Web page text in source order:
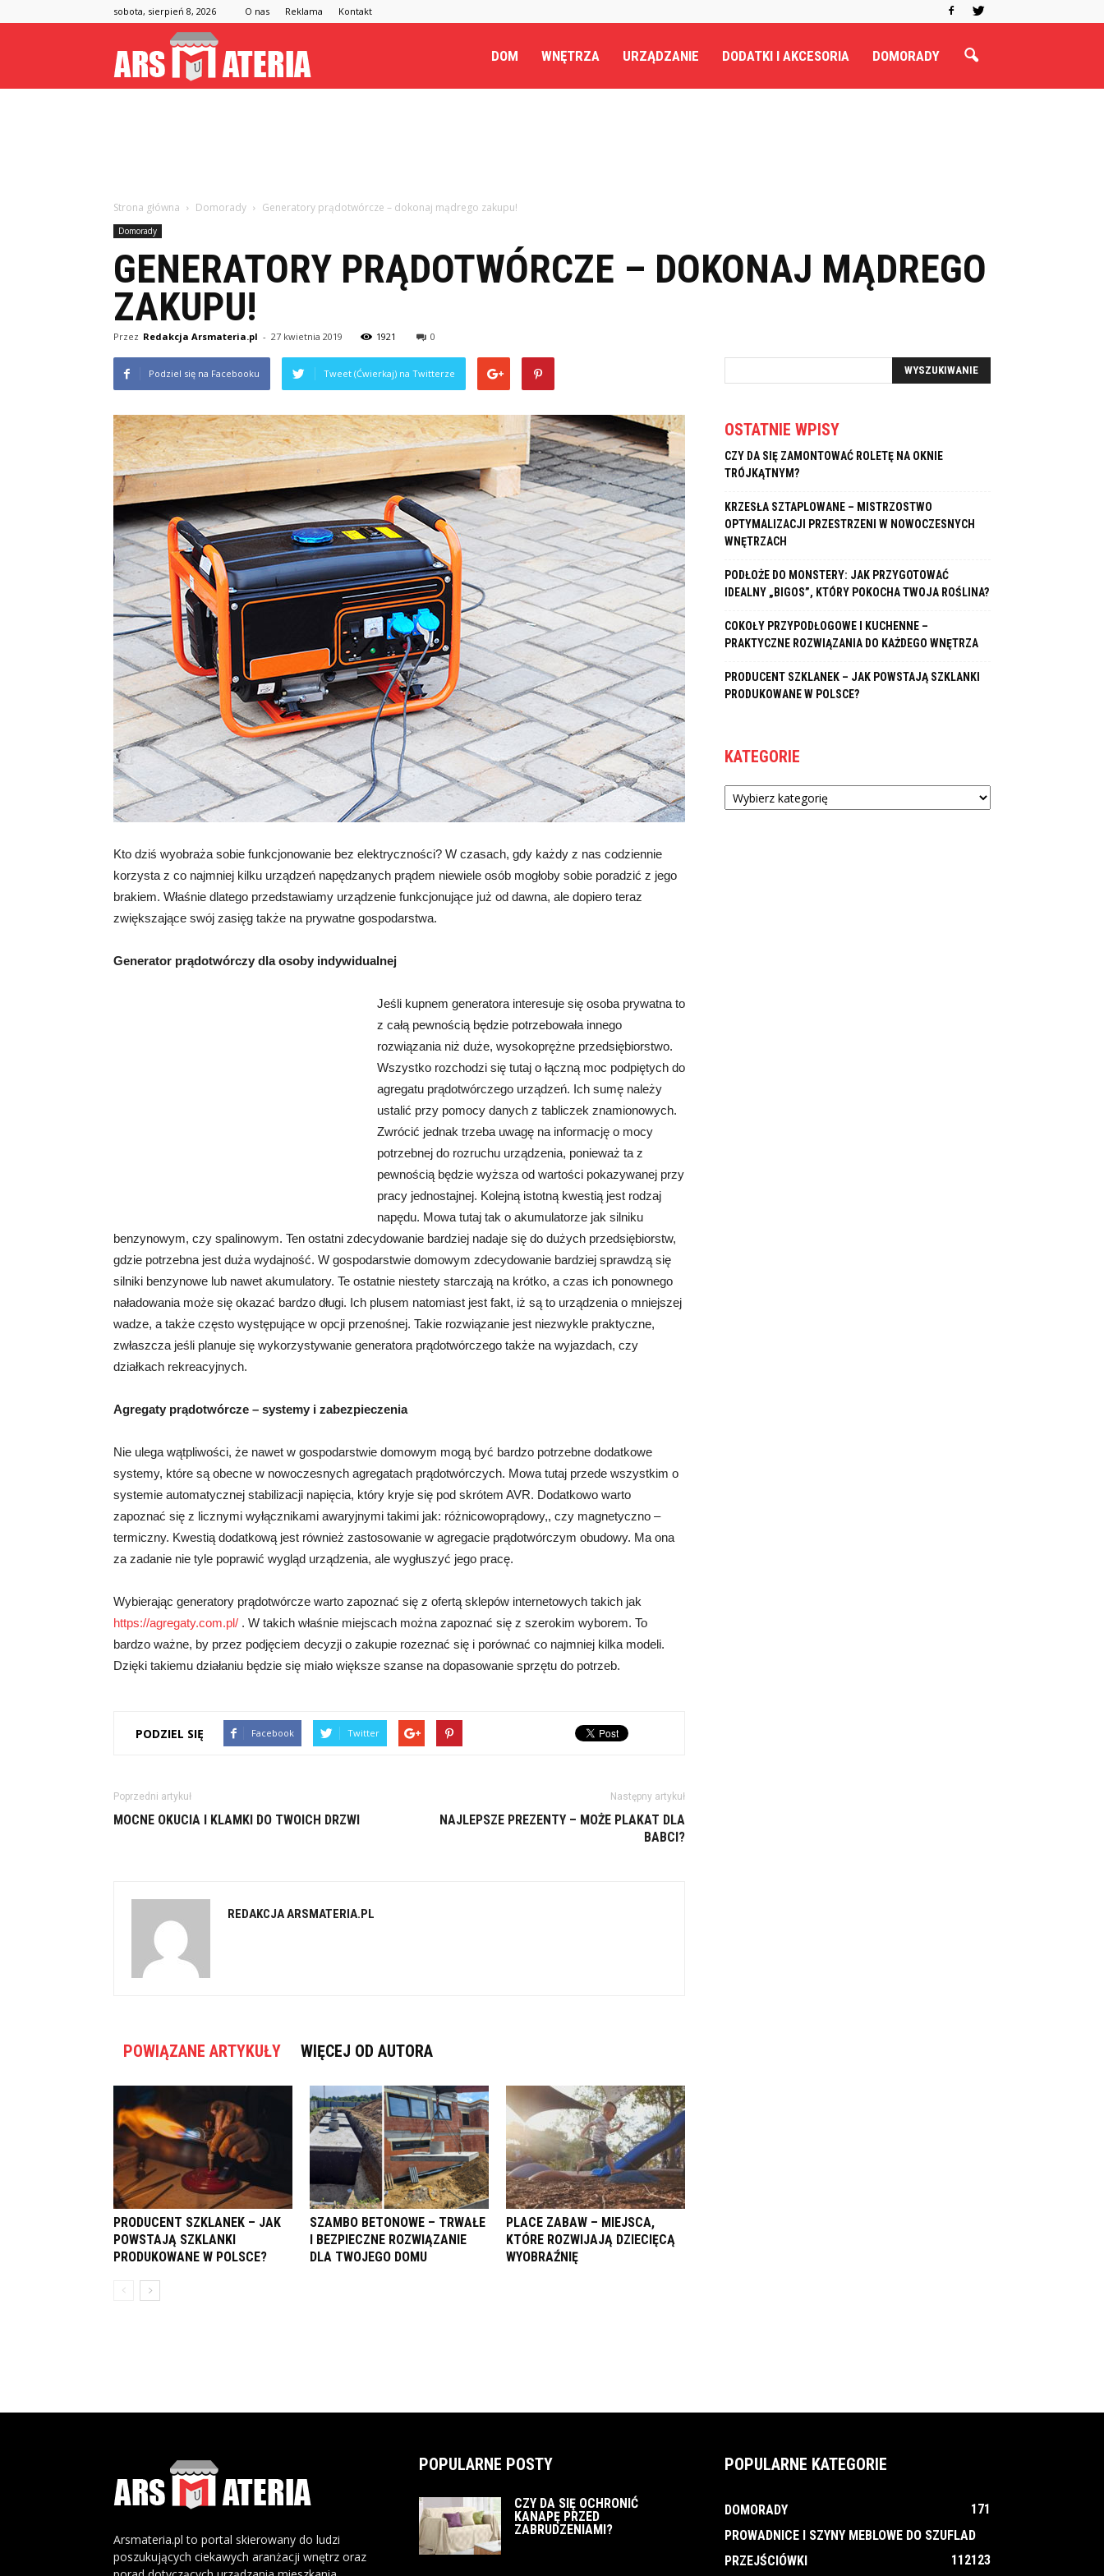
sobota, sierpień 8, 2026 O nas Reklama Kontakt
DOM WNĘTRZA URZĄDZANIE DODATKI I AKCESORIA DOMORADY
Strona główna Domorady Generatory prądotwórcze – dokonaj mądrego zakupu!
Domorady
GENERATORY PRĄDOTWÓRCZE – DOKONAJ MĄDREGO
ZAKUPU!
Przez Redakcja Arsmateria.pl - 27 kwietnia 2019 1921 0
Podziel się na Facebooku Tweet (Ćwierkaj) na Twitterze
Kto dziś wyobraża sobie funkcjonowanie bez elektryczności? W czasach, gdy każdy z nas codziennie
korzysta z co najmniej kilku urządzeń napędzanych prądem niewiele osób mogłoby sobie poradzić z jego
brakiem. Właśnie dlatego przedstawiamy urządzenie funkcjonujące już od dawna, ale dopiero teraz
zwiększające swój zasięg także na prywatne gospodarstwa.
Generator prądotwórczy dla osoby indywidualnej
Jeśli kupnem generatora interesuje się osoba prywatna to
z całą pewnością będzie potrzebowała innego
rozwiązania niż duże, wysokoprężne przedsiębiorstwo.
Wszystko rozchodzi się tutaj o łączną moc podpiętych do
agregatu prądotwórczego urządzeń. Ich sumę należy
ustalić przy pomocy danych z tabliczek znamionowych.
Zwrócić jednak trzeba uwagę na informację o mocy
potrzebnej do rozruchu urządzenia, ponieważ ta z
pewnością będzie wyższa od wartości pokazywanej przy
pracy jednostajnej. Kolejną istotną kwestią jest rodzaj
napędu. Mowa tutaj tak o akumulatorze jak silniku
benzynowym, czy spalinowym. Ten ostatni zdecydowanie bardziej nadaje się do dużych przedsiębiorstw,
gdzie potrzebna jest duża wydajność. W gospodarstwie domowym zdecydowanie bardziej sprawdzą się
silniki benzynowe lub nawet akumulatory. Te ostatnie niestety starczają na krótko, a czas ich ponownego
naładowania może się okazać bardzo długi. Ich plusem natomiast jest fakt, iż są to urządzenia o mniejszej
wadze, a także często występujące w opcji przenośnej. Takie rozwiązanie jest niezwykle praktyczne,
zwłaszcza jeśli planuje się wykorzystywanie generatora prądotwórczego także na wyjazdach, czy
działkach rekreacyjnych.
Agregaty prądotwórcze – systemy i zabezpieczenia
Nie ulega wątpliwości, że nawet w gospodarstwie domowym mogą być bardzo potrzebne dodatkowe
systemy, które są obecne w nowoczesnych agregatach prądotwórczych. Mowa tutaj przede wszystkim o
systemie automatycznej stabilizacji napięcia, który kryje się pod skrótem AVR. Dodatkowo warto
zapoznać się z licznymi wyłącznikami awaryjnymi takimi jak: różnicowoprądowy,, czy magnetyczno –
termiczny. Kwestią dodatkową jest również zastosowanie w agregacie prądotwórczym obudowy. Ma ona
za zadanie nie tyle poprawić wygląd urządzenia, ale wygłuszyć jego pracę.
Wybierając generatory prądotwórcze warto zapoznać się z ofertą sklepów internetowych takich jak
https://agregaty.com.pl/ . W takich właśnie miejscach można zapoznać się z szerokim wyborem. To
bardzo ważne, by przez podjęciem decyzji o zakupie rozeznać się i porównać co najmniej kilka modeli.
Dzięki takiemu działaniu będzie się miało większe szanse na dopasowanie sprzętu do potrzeb.
PODZIEL SIĘ Facebook Twitter
Poprzedni artykuł
MOCNE OKUCIA I KLAMKI DO TWOICH DRZWI
Następny artykuł
NAJLEPSZE PREZENTY – MOŻE PLAKAT DLA
BABCI?
REDAKCJA ARSMATERIA.PL
POWIĄZANE ARTYKUŁY WIĘCEJ OD AUTORA
PRODUCENT SZKLANEK – JAK
POWSTAJĄ SZKLANKI
PRODUKOWANE W POLSCE?
SZAMBO BETONOWE – TRWAŁE
I BEZPIECZNE ROZWIĄZANIE
DLA TWOJEGO DOMU
PLACE ZABAW – MIEJSCA,
KTÓRE ROZWIJAJĄ DZIECIĘCĄ
WYOBRAŹNIĘ
OSTATNIE WPISY
CZY DA SIĘ ZAMONTOWAĆ ROLETĘ NA OKNIE
TRÓJKĄTNYM?
KRZESŁA SZTAPLOWANE – MISTRZOSTWO
OPTYMALIZACJI PRZESTRZENI W NOWOCZESNYCH
WNĘTRZACH
PODŁOŻE DO MONSTERY: JAK PRZYGOTOWAĆ
IDEALNY „BIGOS”, KTÓRY POKOCHA TWOJA ROŚLINA?
COKOŁY PRZYPODŁOGOWE I KUCHENNE –
PRAKTYCZNE ROZWIĄZANIA DO KAŻDEGO WNĘTRZA
PRODUCENT SZKLANEK – JAK POWSTAJĄ SZKLANKI
PRODUKOWANE W POLSCE?
KATEGORIE
Kategorie
Arsmateria.pl to portal skierowany do ludzi
poszukujących ciekawych aranżacji wnętrz oraz
POPULARNE POSTY
CZY DA SIĘ OCHRONIĆ
KANAPĘ PRZED
ZABRUDZENIAMI?
POPULARNE KATEGORIE
DOMORADY
171
PROWADNICE I SZYNY MEBLOWE DO SZUFLAD
123
PRZEJŚCIÓWKI 112